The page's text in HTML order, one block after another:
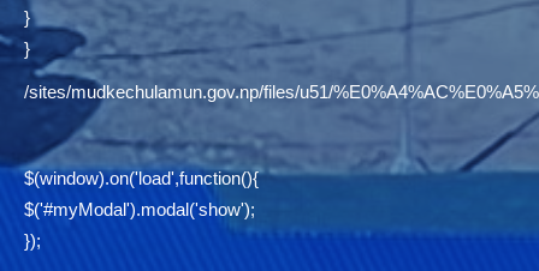
}
}
/sites/mudkechulamun.gov.np/files/u51/
$(window).on('load',function(){
$('#myModal').modal('show');
});